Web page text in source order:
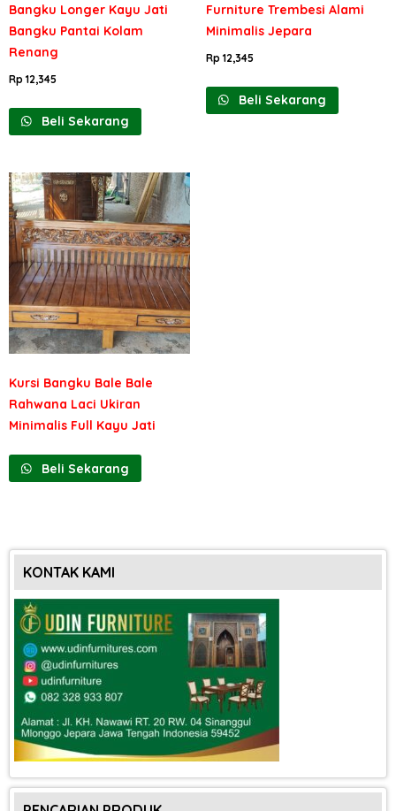
Bangku Longer Kayu Jati
Bangku Pantai Kolam
Renang
Rp 12,345
Beli Sekarang
Furniture Trembesi Alami
Minimalis Jepara
Rp12,345
Beli Sekarang
Kursi Bangku Bale Bale
Rahwana Laci Ukiran
Minimalis Full Kayu Jati
Beli Sekarang
KONTAK KAMI